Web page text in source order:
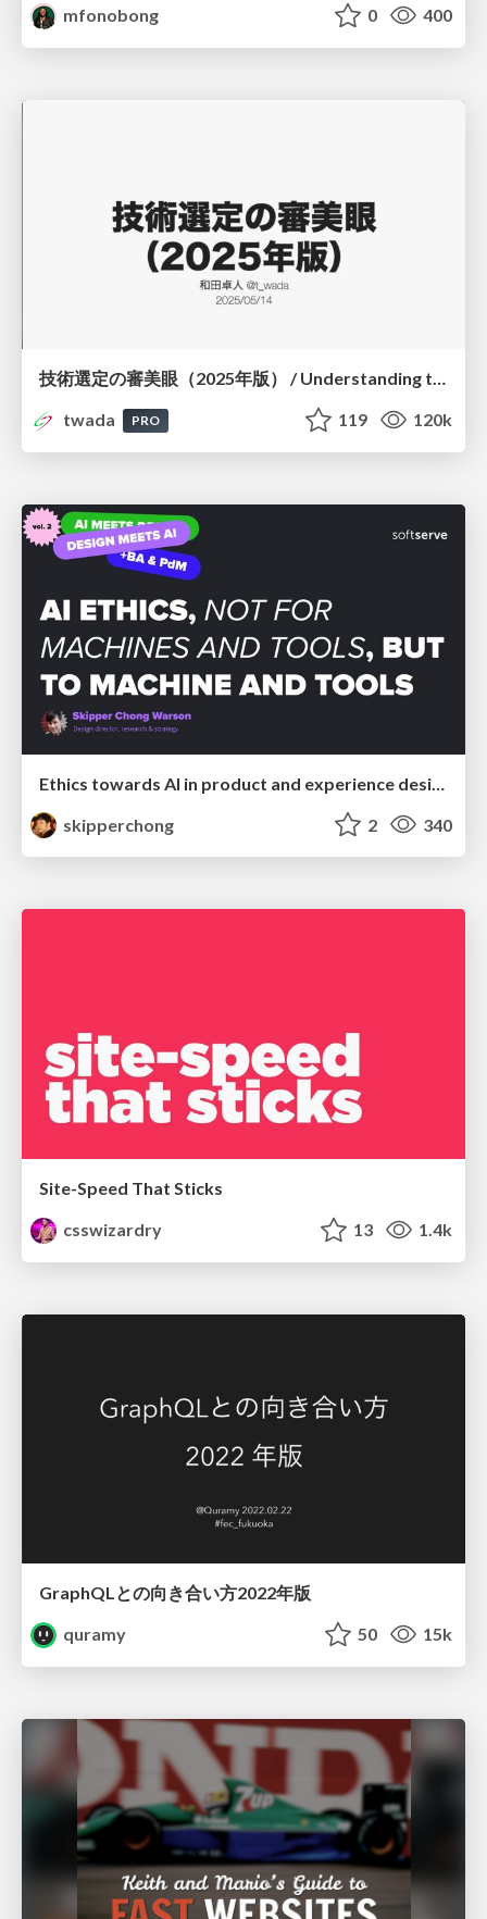
mfonobong 0 400
技術選定の審美眼（2025年版） / Understanding the Spiral of Technologies 2025 edition
twada
PRO 119 120k
skipperchong
2 340
Site-Speed That Sticks
csswizardry
13 1.4k
GraphQLとの向き合い方2022年版
quramy
50 15k